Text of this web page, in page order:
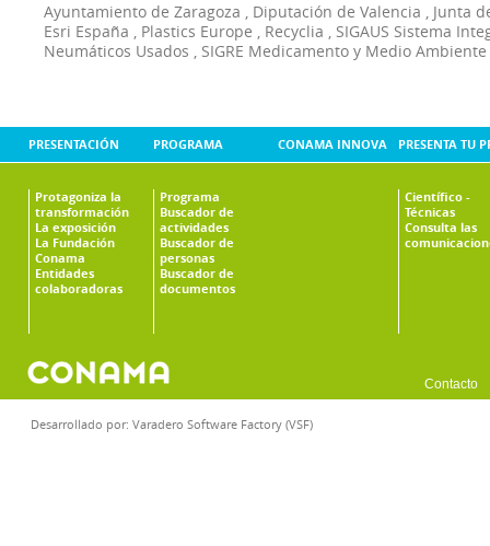
Ayuntamiento de Zaragoza , Diputación de Valencia , Junta
Esri España , Plastics Europe , Recyclia , SIGAUS Sistema
Neumáticos Usados , SIGRE Medicamento y Medio Ambiente
PRESENTACIÓN
Protagoniza la
transformación
La exposición
La Fundación
Conama
Entidades
colaboradoras
PROGRAMA
Programa
Buscador de
actividades
Buscador de
personas
Buscador de
documentos
CONAMA INNOVA PRESENTA TU
Científico -
Técnicas
Consulta las
Contacto
Desarrollado por: Varadero Software Factory (VSF)